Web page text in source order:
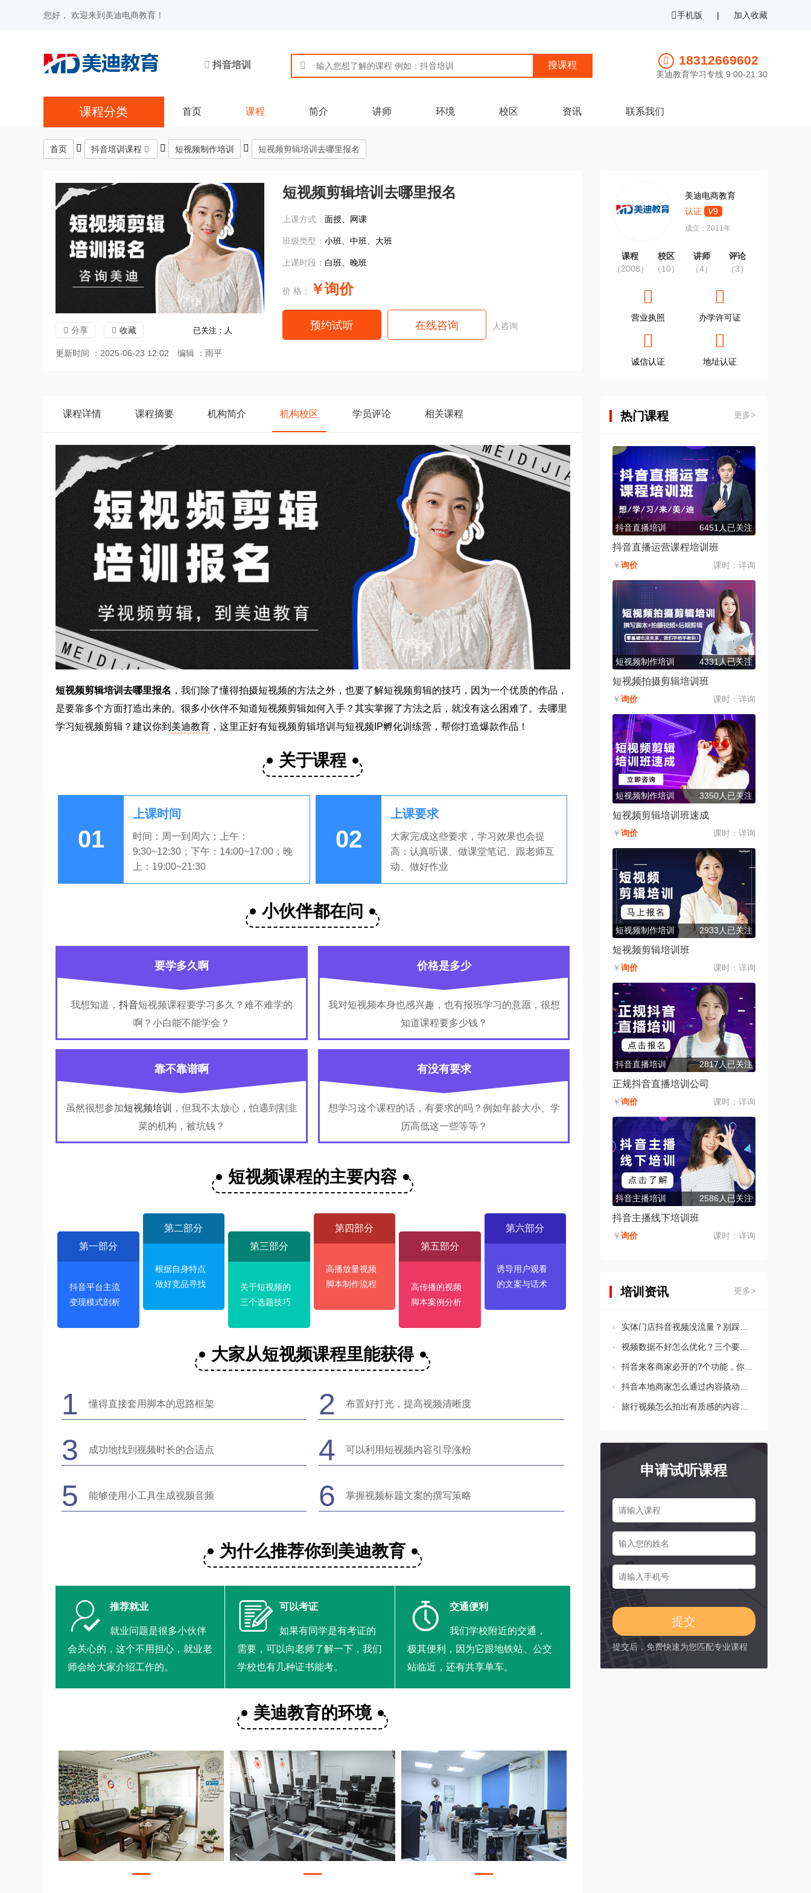
您好， 欢迎来到美迪电商教育！ 手机版 | 加入收藏
抖音培训 18312669602
美迪教育学习专线 9:00-21:30
课程分类 首页 课程 简介 讲师 环境 校区 资讯 联系我们
首页 抖音培训课程 短视频制作培训 短视频剪辑培训去哪里报名
分享 收藏 已关注： 人
更新时间 ：2025-06-23 12:02 编辑 ：雨平
短视频剪辑培训去哪里报名
上课方式：面授、网课
班级类型：小班、中班、大班
上课时段： 白班、晚班
价 格： ￥询价
预约试听 在线咨询 人咨询
美迪电商教育
认证
V9
成立：2011年
课程
（2008）
校区
（10）
讲师
（4）
评论
（3）
营业执照 办学许可证
诚信认证 地址认证
课程详情 课程摘要 机构简介 机构校区 学员评论 相关课程
短视频剪辑培训去哪里报名 ，我们除了懂得拍摄短视频的方法之外，也要了解短视频剪辑的技巧，因为一个优质的作品，
是要靠多个方面打造出来的。很多小伙伴不知道短视频剪辑如何入手？其实掌握了方法之后，就没有这么困难了。去哪里
学习短视频剪辑？建议你到 美迪教育 ，这里正好有短视频剪辑培训与短视频IP孵化训练营，帮你打造爆款作品！
关于课程
01
上课时间
时间：周一到周六；上午：
9:30~12:30；下午：14:00~17:00；晚
上：19:00~21:30
02
上课要求
大家完成这些要求，学习效果也会提
高：认真听课、做课堂笔记、跟老师互
动、做好作业
小伙伴都在问
要学多久啊
我想知道， 抖音短视频课程要学习多久？难不难学的
啊？小白能不能学会？
价格是多少
我对短视频本身也感兴趣，也有报班学习的意愿，很想
知道课程要多少钱？
靠不靠谱啊
虽然很想参加短视频培训
，但我不太放心，怕遇到割韭
菜的机构，被坑钱？
有没有要求
想学习这个课程的话，有要求的吗？例如年龄大小、学
历高低这一些等等？
短视频课程的主要内容
第一部分
抖音平台主流
变现模式剖析
第二部分
根据自身特点
做好竞品寻找
第三部分
关于短视频的
三个选题技巧
第四部分
高播放量视频
脚本制作流程
第五部分
高传播的视频
脚本案例分析
第六部分
诱导用户观看
的文案与话术
大家从短视频课程里能获得
1 懂得直接套用脚本的思路框架 2 布置好打光，提高视频清晰度
3 成功地找到视频时长的合适点 4 可以利用短视频内容引导涨粉
5 能够使用小工具生成视频音频 6 掌握视频标题文案的撰写策略
为什么推荐你到美迪教育
推荐就业
就业问题是很多小伙伴
会关心的，这个不用担心，就业老
师会给大家介绍工作的。
可以考证
如果有同学是有考证的
需要，可以向老师了解一下，我们
学校也有几种证书能考。
交通便利
我们学校附近的交通，
极其便利，因为它跟地铁站、公交
站临近，还有共享单车。
美迪教育的环境
热门课程 更多>
抖音直播培训 6451人已关注
抖音直播运营课程培训班
￥询价 课时： 详询
短视频制作培训 4331人已关注
短视频拍摄剪辑培训班
￥询价 课时： 详询
短视频制作培训 3350人已关注
短视频剪辑培训班速成
￥询价 课时： 详询
短视频制作培训 2933人已关注
短视频剪辑培训班
￥询价 课时： 详询
抖音直播培训 2817人已关注
正规抖音直播培训公司
￥询价 课时： 详询
抖音主播培训 2586人已关注
抖音主播线下培训班
￥询价 课时： 详询
培训资讯 更多>
实体门店抖音视频没流量？别踩这5个违规坑！
视频数据不好怎么优化？三个要点教会你分析思路！
抖音来客商家必开的7个功能，你都设置了吗？
抖音本地商家怎么通过内容撬动生意增长？这三点要知道！
旅行视频怎么拍出有质感的内容？新手必学的三个技巧
申请试听课程
提交后，免费快速为您匹配专业课程